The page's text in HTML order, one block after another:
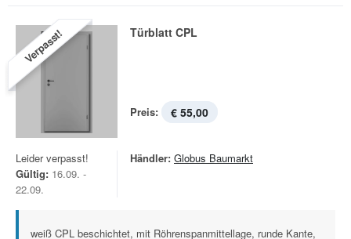
Verpasst! Türblatt CPL
Preis: € 55,00
Leider verpasst!
Gültig: 16.09. -
22.09.
Händler: Globus Baumarkt
weiß CPL beschichtet, mit Röhrenspanmittellage, runde Kante,